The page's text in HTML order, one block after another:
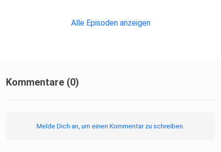
Alle Episoden anzeigen
Kommentare (0)
Melde Dich an, um einen Kommentar zu schreiben.